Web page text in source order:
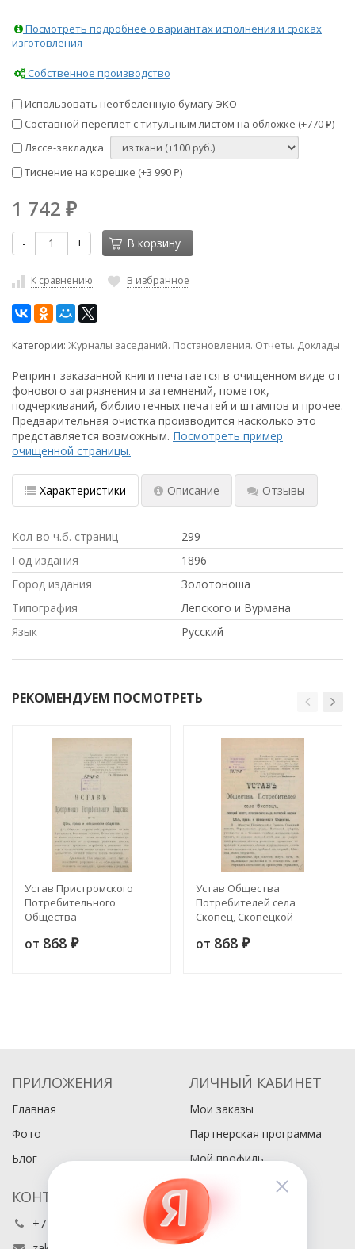
Посмотреть подробнее о вариантах исполнения и сроках
изготовления
Собственное производство
Использовать неотбеленную бумагу ЭКО
Составной переплет с титульным листом на обложке (+770 ₽)
Ляссе-закладка
Тиснение на корешке (+3 990 ₽)
1 742 ₽
- + В корзину
К сравнению В избранное
Категории: Журналы заседаний. Постановления. Отчеты. Доклады
Репринт заказанной книги печатается в очищенном виде от
фонового загрязнения и затемнений, пометок,
подчеркиваний, библиотечных печатей и штампов и прочее.
Предварительная очистка производится насколько это
представляется возможным. Посмотреть пример
очищенной страницы.
Характеристики Описание Отзывы
Кол-во ч.б. страниц
299
Год издания
1896
Город издания
Золотоноша
Типография
Лепского и Вурмана
Язык
Русский
РЕКОМЕНДУЕМ ПОСМОТРЕТЬ
Устав Пристромского
Потребительного
Общества
от 868 ₽
Устав Общества
Потребителей села
Скопец, Скопецкой
уезда, Полтавской
от 868 ₽
ПРИЛОЖЕНИЯ
Главная
Фото
Блог
ЛИЧНЫЙ КАБИНЕТ
Мои заказы
Партнерская программа
Мой профиль
КОНТАКТЫ
+7 (495) 486-80-76